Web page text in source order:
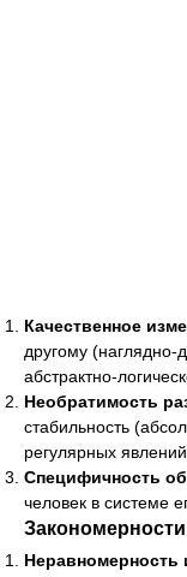
Качественное
другому (наглядно-
абстрактно-
Необратимость
стабильность
регулярных
Специфичность
человек в системе
Закономерности
Неравномерность